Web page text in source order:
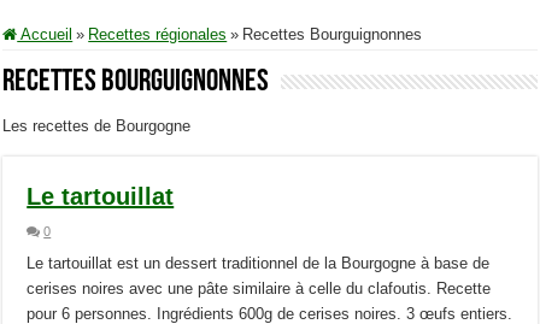
Accueil » Recettes régionales » Recettes Bourguignonnes
Recettes Bourguignonnes
Les recettes de Bourgogne
Le tartouillat
0
Le tartouillat est un dessert traditionnel de la Bourgogne à base de
cerises noires avec une pâte similaire à celle du clafoutis. Recette
pour 6 personnes. Ingrédients 600g de cerises noires. 3 œufs entiers.